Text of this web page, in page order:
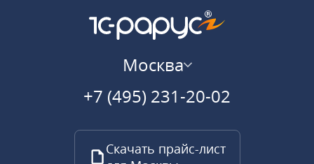
Москва
+7 (495) 231-20-02
Скачать прайс-лист